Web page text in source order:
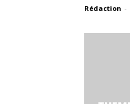
Rédaction -